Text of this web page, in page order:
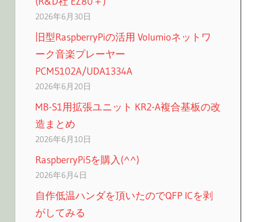
2026年6月30日
旧型RaspberryPiの活用 Volumioネットワ
ーク音楽プレーヤー
PCM5102A/UDA1334A
2026年6月20日
MB-S1用拡張ユニット KR2-A複合基板の改
造まとめ
2026年6月10日
RaspberryPi5を購入(^^)
2026年6月4日
自作低温ハンダを頂いたのでQFP ICを剥
がしてみる